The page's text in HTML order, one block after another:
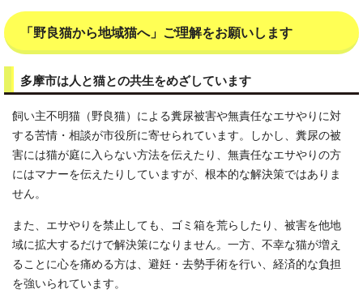
「野良猫から地域猫へ」ご理解をお願いします
多摩市は人と猫との共生をめざしています
飼い主不明猫（野良猫）による糞尿被害や無責任なエサやりに対
する苦情・相談が市役所に寄せられています。しかし、糞尿の被
害には猫が庭に入らない方法を伝えたり、無責任なエサやりの方
にはマナーを伝えたりしていますが、根本的な解決策ではありま
せん。
また、エサやりを禁止しても、ゴミ箱を荒らしたり、被害を他地
域に拡大するだけで解決策になりません。一方、不幸な猫が増え
ることに心を痛める方は、避妊・去勢手術を行い、経済的な負担
を強いられています。